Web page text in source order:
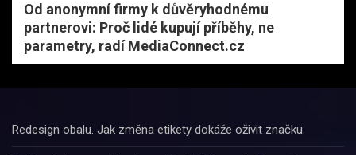
Od anonymní firmy k důvěryhodnému
partnerovi: Proč lidé kupují příběhy, ne
parametry, radí MediaConnect.cz
Redesign obalu. Jak změna etikety dokáže oživit značku.